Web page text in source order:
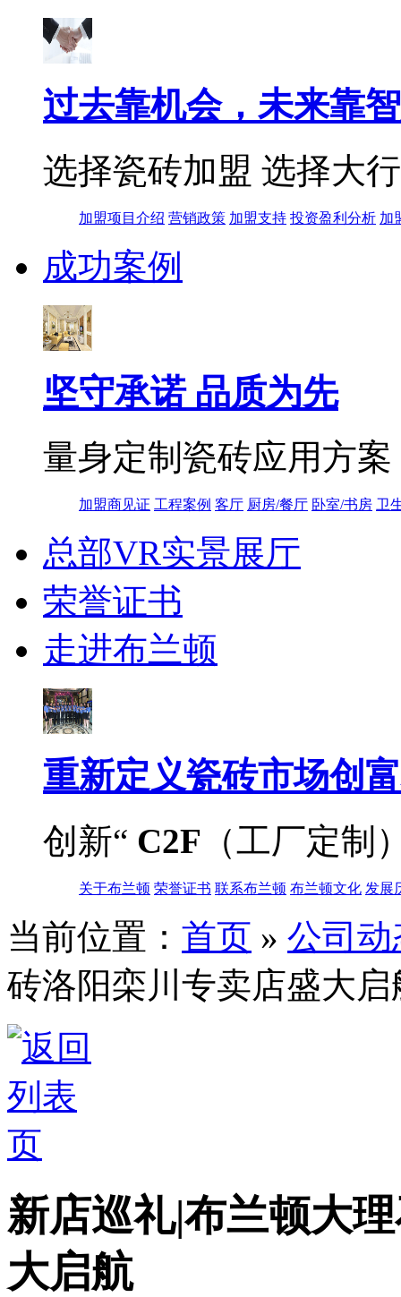
过去靠机会，未来靠
选择瓷砖加盟 选择大
加盟项目介绍 营销政策 加盟支持 投资盈利分析 加
成功案例
坚守承诺 品质为先
量身定制瓷砖应用方
加盟商见证 工程案例 客厅 厨房/餐厅 卧室/书房 卫
总部VR实景展厅
荣誉证书
走进布兰顿
重新定义瓷砖市场创
创新“ C2F （工厂定制
关于布兰顿 荣誉证书 联系布兰顿 布兰顿文化 发展
当前位置： 首页 » 公司动
砖洛阳栾川专卖店盛大启
新店巡礼|布兰顿大
大启航